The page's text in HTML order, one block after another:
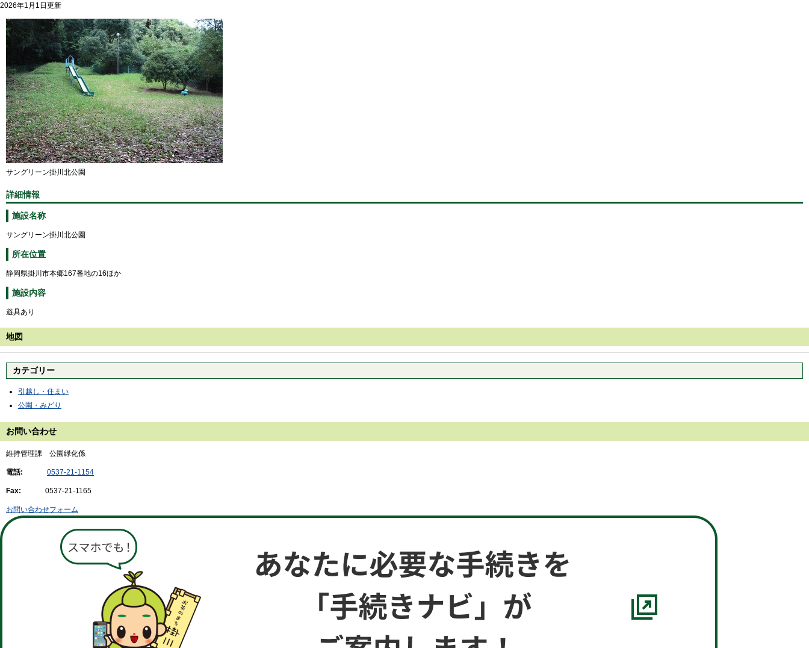
2026年1月1日更新
サングリーン掛川北公園
詳細情報
施設名称
サングリーン掛川北公園
所在位置
静岡県掛川市本郷167番地の16ほか
施設内容
遊具あり
地図
カテゴリー
引越し・住まい
公園・みどり
お問い合わせ
維持管理課 公園緑化係
電話: 0537-21-1154
Fax: 0537-21-1165
お問い合わせフォーム